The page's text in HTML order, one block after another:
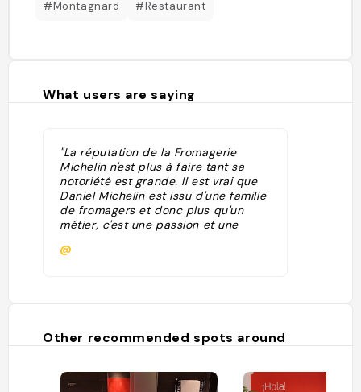
#Montagnard #Restaurant
What users are saying
"La réputation de la Fromagerie
Michelin n'est plus à faire tant sa
notoriété est grande. Il est vrai que
Daniel Michelin est issu d'une famille
de fromagers et donc plus qu'un
métier, c'est une passion et une
la fruitière Michelin sont uniquement
la tomme de Montagnon et la
également le fromage blanc et la
crème fraîche."
@
Other recommended spots around